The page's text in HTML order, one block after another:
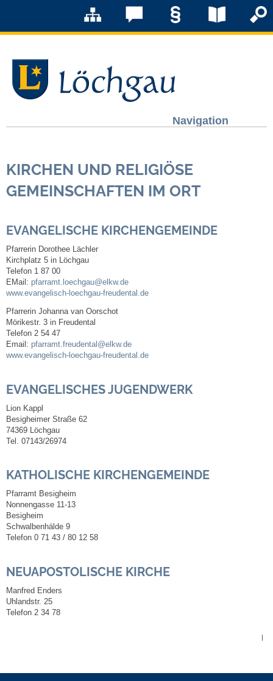
Navigation
Grußwort Bürgermeister
Löchgau früher
Zahlen & Fakten
Steuern
Gebühren und Beiträge
Ortsrecht
Haushalt 2026
Trinkwasser - Härtebereich
Service
Notdienste
Abfall-Infos
Ortsplan
KIRCHEN UND RELIGIÖSE
GEMEINSCHAFTEN IM ORT
EVANGELISCHE KIRCHENGEMEINDE
Pfarrerin Dorothee Lächler
Kirchplatz 5 in Löchgau
Telefon 1 87 00
EMail: pfarramt.loechgau@elkw.de
www.evangelisch-loechgau-freudental.de
Pfarrerin Johanna van Oorschot
Mörikestr. 3 in Freudental
Telefon 2 54 47
Email: pfarramt.freudental@elkw.de
www.evangelisch-loechgau-freudental.de
EVANGELISCHES JUGENDWERK
Lion Kappl
Besigheimer Straße 62
74369 Löchgau
Tel. 07143/26974
KATHOLISCHE KIRCHENGEMEINDE
Pfarramt Besigheim
Nonnengasse 11-13
Besigheim
Schwalbenhälde 9
Telefon 0 71 43 / 80 12 58
NEUAPOSTOLISCHE KIRCHE
Manfred Enders
Uhlandstr. 25
Telefon 2 34 78